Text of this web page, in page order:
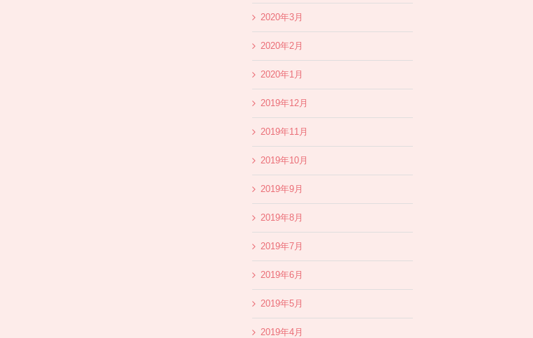
2020年3月
2020年2月
2020年1月
2019年12月
2019年11月
2019年10月
2019年9月
2019年8月
2019年7月
2019年6月
2019年5月
2019年4月